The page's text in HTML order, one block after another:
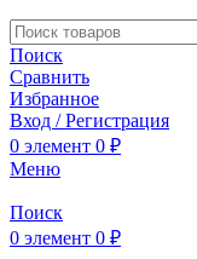
Поиск
Сравнить
Избранное
Вход / Регистрация
0 элемент 0 ₽
Меню
Поиск
0 элемент 0 ₽